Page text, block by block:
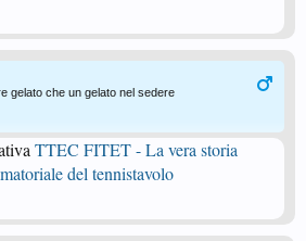
gelato che un gelato nel sedere
TTEC FITET - La vera storia
del tennistavolo